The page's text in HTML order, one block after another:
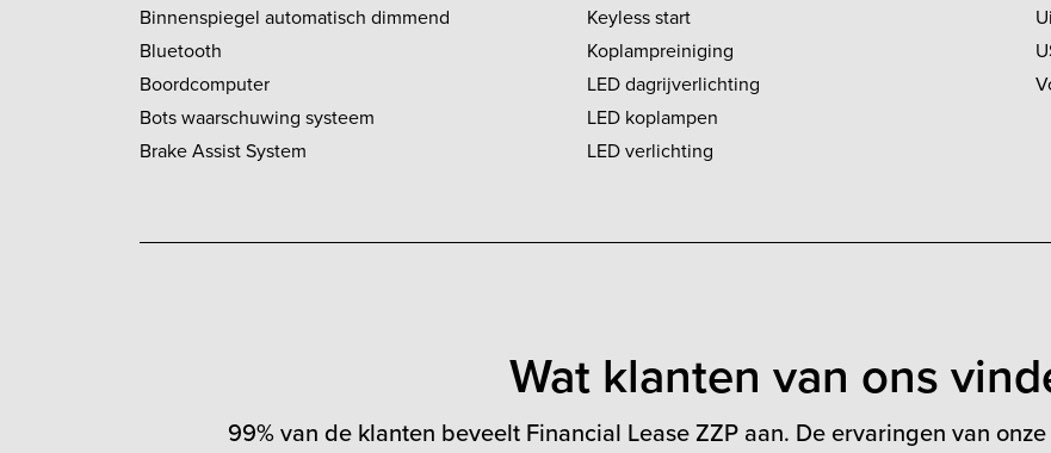
Binnenspiegel automatisch dimmend
Bluetooth
Boordcomputer
Bots waarschuwing systeem
Brake Assist System
Keyless start
Koplampreiniging
LED dagrijverlichting
LED koplampen
LED verlichting
Wat klanten van ons
99% van de klanten beveelt Financial Lease ZZP aan. De ervaringen van